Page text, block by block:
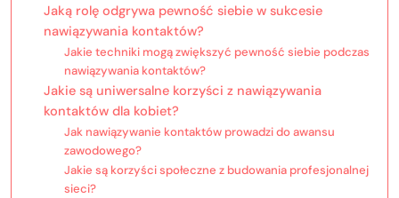
Jaką rolę odgrywa pewność siebie w sukcesie
nawiązywania kontaktów?
Jakie techniki mogą zwiększyć pewność siebie podczas
nawiązywania kontaktów?
Jakie są uniwersalne korzyści z nawiązywania
kontaktów dla kobiet?
Jak nawiązywanie kontaktów prowadzi do awansu
zawodowego?
Jakie są korzyści społeczne z budowania profesjonalnej
sieci?